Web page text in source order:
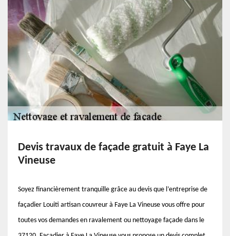
Devis travaux de façade gratuit à Faye La
Vineuse
Soyez financièrement tranquille grâce au devis que l’entreprise de
façadier Louiti artisan couvreur à Faye La Vineuse vous offre pour
toutes vos demandes en ravalement ou nettoyage façade dans le